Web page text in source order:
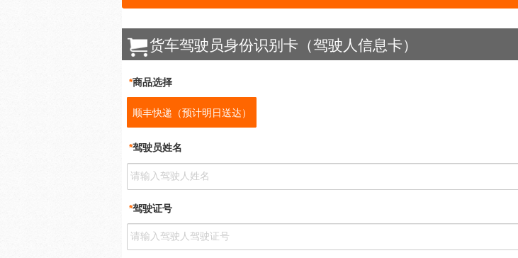
货车驾驶员身份识别卡（驾驶人信息卡）
商品选择
*
顺丰快递（预计明日送达）
驾驶员姓名
*
驾驶证号
*